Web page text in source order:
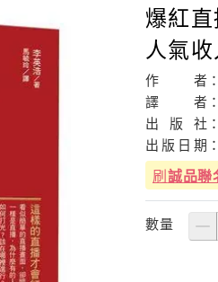
爆紅
人氣
作 者
譯
者：
出
版 社：
出 版 日 期：
刷誠品聯
數量